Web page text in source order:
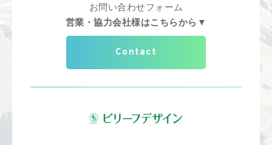
お問い合わせフォーム
営業・協力会社様はこちらから▼
Contact